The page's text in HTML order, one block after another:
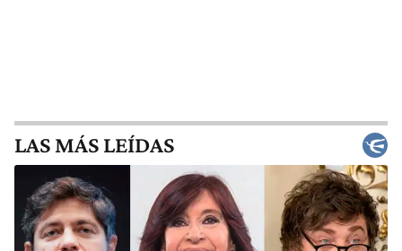
LAS MÁS LEÍDAS